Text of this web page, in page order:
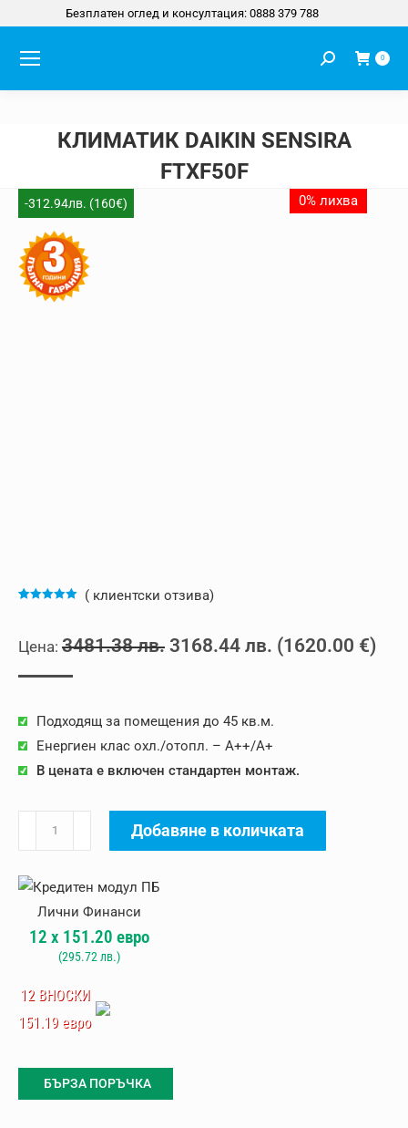
Безплатен оглед и консултация: 0888 379 788
Search: 0
КЛИМАТИК DAIKIN SENSIRA
FTXF50F
-312.94лв. (160€) 0% лихва
3481.38лв. Original
3481.38 лв..
3168.44 лв. Текущата
3168.44 лв..
(1620.00 €)
потребителски
(клиентски отзива)
Подходящ за помещения до 45 кв.м.
Енергиен клас охл./отопл. – A++/A+
В цената е включен стандартен монтаж.
за
Daikin
Sensira
FTXF50F
Добавяне в количката
12 x 151.20 евро
(295.72 лв.)
12 ВНОСКИ
151.19 евро
БЪРЗА ПОРЪЧКА